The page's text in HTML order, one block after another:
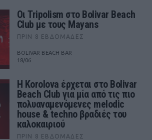
Οι Tripolism στο Bolivar Beach
Club με τους Mayans
ΠΡΙΝ 8 ΕΒΔΟΜΆΔΕΣ
BOLIVAR BEACH BAR
18/06
Η Korolova έρχεται στο Bolivar
Beach Club για μία από τις πιο
πολυαναμενόμενες melodic
house & techno βραδιές του
καλοκαιριού
ΠΡΙΝ 8 ΕΒΔΟΜΆΔΕΣ